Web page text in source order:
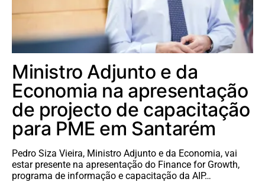
Ministro Adjunto e da
Economia na apresentação
de projecto de capacitação
para PME em Santarém
Pedro Siza Vieira, Ministro Adjunto e da Economia, vai
estar presente na apresentação do Finance for Growth,
programa de informação e capacitação da AIP…